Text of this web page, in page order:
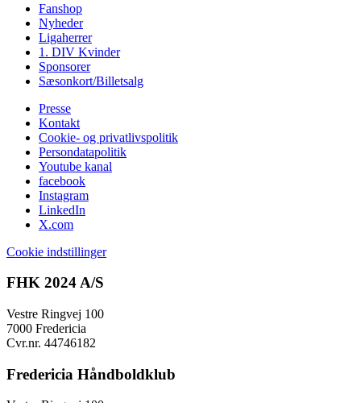
Fanshop
Nyheder
Ligaherrer
1. DIV Kvinder
Sponsorer
Sæsonkort/Billetsalg
Presse
Kontakt
Cookie- og privatlivspolitik
Persondatapolitik
Youtube kanal
facebook
Instagram
LinkedIn
X.com
Cookie indstillinger
FHK 2024 A/S
Vestre Ringvej 100
7000 Fredericia
Cvr.nr. 44746182
Fredericia Håndboldklub
Vestre Ringvej 100